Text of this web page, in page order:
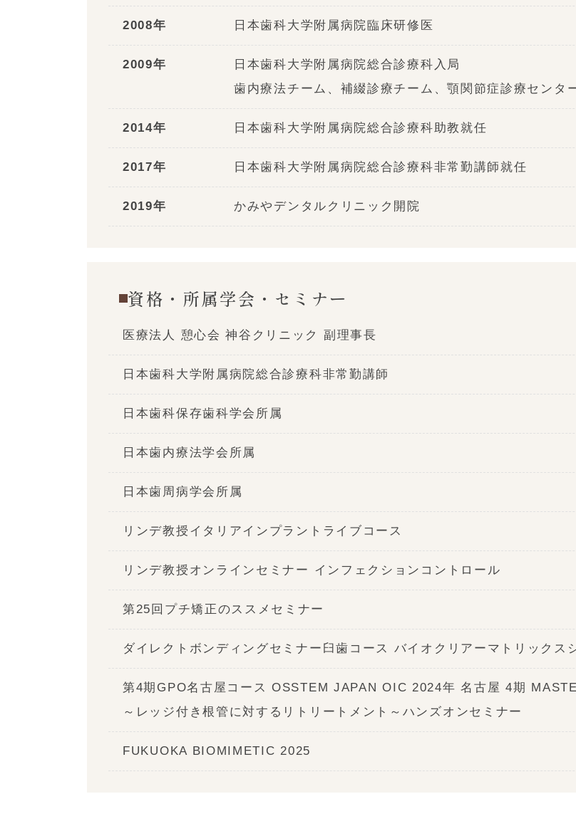
2008年 日本歯科大学附属病院臨床研修医
2009年
日本歯科大学附属病院総合診療科入局
歯内療法チーム、補綴診療チーム、顎関節症診療センタ
2014年 日本歯科大学附属病院総合診療科助教就任
2017年 日本歯科大学附属病院総合診療科非常勤講師就任
2019年 かみやデンタルクリニック開院
資格・所属学会・セミナー
医療法人 憩心会 神谷クリニック 副理事長
日本歯科大学附属病院総合診療科非常勤講師
日本歯科保存歯科学会所属
日本歯内療法学会所属
日本歯周病学会所属
リンデ教授イタリアインプラントライブコース
リンデ教授オンラインセミナー インフェクションコントロール
第25回プチ矯正のススメセミナー
ダイレクトボンディングセミナー臼歯コース バイオクリアーマトリック
第4期GPO名古屋コース OSSTEM JAPAN OIC 2024年 名古屋 4期
～レッジ付き根管に対するリトリートメント～ハンズオンセミナー
FUKUOKA BIOMIMETIC 2025